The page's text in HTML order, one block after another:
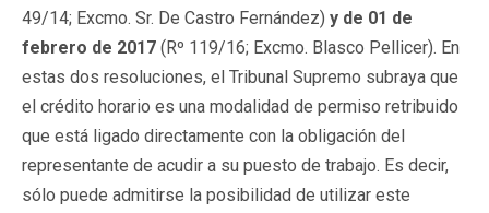
49/14; Excmo. Sr. De Castro Fernández) y de 01 de
febrero de 2017 (Rº 119/16; Excmo. Blasco Pellicer). En
estas dos resoluciones, el Tribunal Supremo subraya que
el crédito horario es una modalidad de permiso retribuido
que está ligado directamente con la obligación del
representante de acudir a su puesto de trabajo. Es decir,
sólo puede admitirse la posibilidad de utilizar este